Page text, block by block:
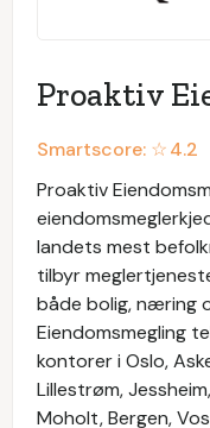
Proaktiv
Smartscore: ☆4.2
Proaktiv
landets mest
tilbyr
både bolig, næring
Eiendomsmegling
kontorer i Oslo,
Lillestrøm,
Moholt, Bergen,